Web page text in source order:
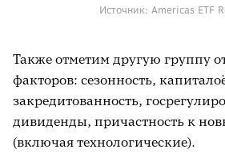
Источник: Americas ETF
Также отметим другую группу
факторов: сезонность,
закредитованность,
дивиденды, причастность к
(включая технологические).